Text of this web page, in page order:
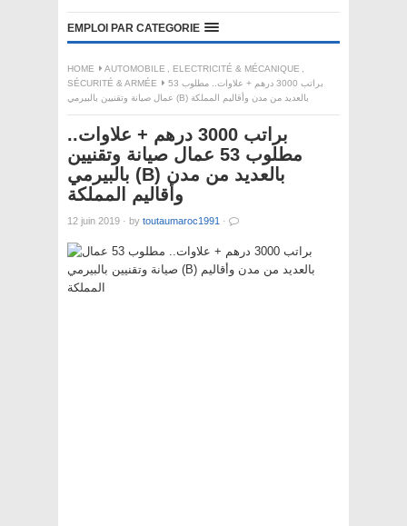
EMPLOI PAR CATEGORIE
HOME AUTOMOBILE ELECTRICITÉ & MÉCANIQUE
SÉCURITÉ & ARMÉE
براتب 3000 درهم + علاوات.. مطلوب 53
عمال صيانة وتقنيين بالبيرمي (B) بالعديد من مدن وأقاليم المملكة
براتب 3000 درهم + علاوات..
مطلوب 53 عمال صيانة وتقنيين
بالبيرمي (B) بالعديد من مدن
وأقاليم المملكة
12 juin 2019 · by toutaumaroc1991 ·